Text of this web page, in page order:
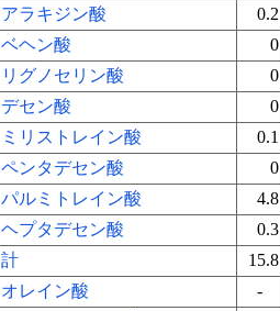
アラキジン酸 0.2
ベヘン酸 0
リグノセリン酸 0
デセン酸 0
ミリストレイン酸 0.1
ペンタデセン酸 0
パルミトレイン酸 4.8
ヘプタデセン酸 0.3
計 15.8
オレイン酸 -